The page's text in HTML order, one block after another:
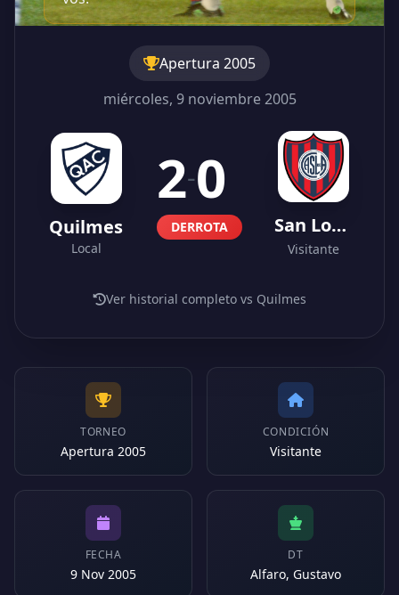
Apertura 2005
miércoles, 9 noviembre 2005
Quilmes
Local
2-0
DERROTA San Lorenzo
Visitante
Ver historial completo vs Quilmes
TORNEO
Apertura 2005
CONDICIÓN
Visitante
FECHA
9 Nov 2005
DT
Alfaro, Gustavo